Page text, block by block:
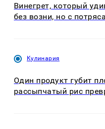
Винегрет, который
без возни, но с
Кулинария
Один продукт губит
рассыпчатый рис